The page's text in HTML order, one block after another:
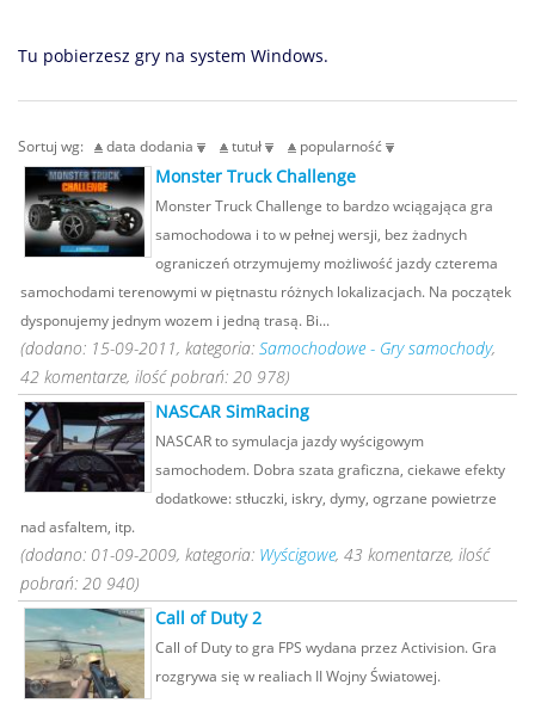
Tu pobierzesz gry na system Windows.
Sortuj wg: data dodania tutuł popularność
Monster Truck Challenge
Monster Truck Challenge to bardzo wciągająca gra
samochodowa i to w pełnej wersji, bez żadnych
ograniczeń otrzymujemy możliwość jazdy czterema
samochodami terenowymi w piętnastu różnych lokalizacjach. Na początek
dysponujemy jednym wozem i jedną trasą. Bi...
(dodano: 15-09-2011, kategoria: Samochodowe - Gry samochody,
42 komentarze, ilość pobrań: 20 978)
NASCAR SimRacing
NASCAR to symulacja jazdy wyścigowym
samochodem. Dobra szata graficzna, ciekawe efekty
dodatkowe: stłuczki, iskry, dymy, ogrzane powietrze
nad asfaltem, itp.
(dodano: 01-09-2009, kategoria: Wyścigowe, 43 komentarze, ilość
pobrań: 20 940)
Call of Duty 2
Call of Duty to gra FPS wydana przez Activision. Gra
rozgrywa się w realiach II Wojny Światowej.